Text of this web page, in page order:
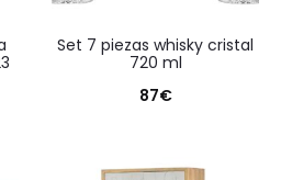
set 7 piezas whisky cristal
720 ml
87€